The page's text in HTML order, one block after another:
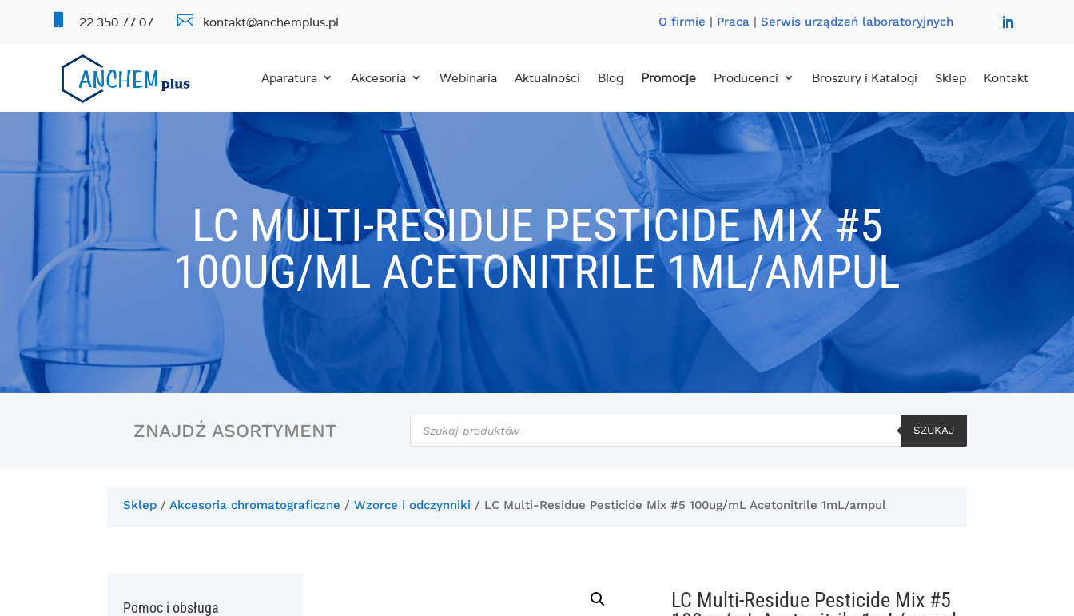
22 350 77 07  kontakt@anchemplus.pl O firmie | Praca| Serwis urządzeń laboratoryjnych
Aparatura Akcesoria Webinaria Aktualności Blog Promocje Producenci Broszury i Katalogi Sklep Kontakt
LC MULTI-RESIDUE PESTICIDE MIX #5
100UG/ML ACETONITRILE 1ML/AMPUL
ZNAJDŹ ASORTYMENT
Wyszukiwarka
produktów
SZUKAJ
Sklep /Akcesoria chromatograficzne /Wzorce i odczynniki / LC Multi-Residue Pesticide Mix #5 100ug/mL Acetonitrile 1mL/ampul
Pomoc i obsługa
LC Multi-Residue Pesticide Mix #5